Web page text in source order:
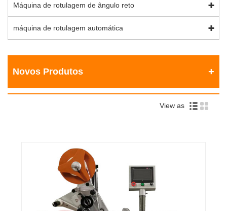
Máquina de rotulagem de ângulo reto
máquina de rotulagem automática
Novos Produtos
View as